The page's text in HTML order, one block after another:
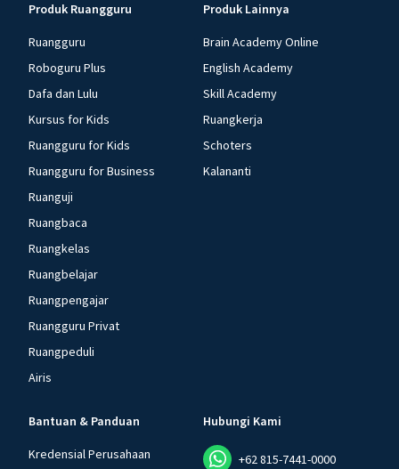
Produk Ruangguru
Ruangguru
Roboguru Plus
Dafa dan Lulu
Kursus for Kids
Ruangguru for Kids
Ruangguru for Business
Ruanguji
Ruangbaca
Ruangkelas
Ruangbelajar
Ruangpengajar
Ruangguru Privat
Ruangpeduli
Airis
Produk Lainnya
Brain Academy Online
English Academy
Skill Academy
Ruangkerja
Schoters
Kalananti
Bantuan & Panduan
Kredensial Perusahaan
Hubungi Kami
+62 815-7441-0000